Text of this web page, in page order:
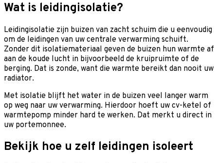
Wat is leidingisolatie?
Leidingisolatie zijn buizen van zacht schuim die u eenvoudig
om de leidingen van uw centrale verwarming schuift.
Zonder dit isolatiemateriaal geven de buizen hun warmte af
aan de koude lucht in bijvoorbeeld de kruipruimte of de
berging. Dat is zonde, want die warmte bereikt dan nooit uw
radiator.
Met isolatie blijft het water in de buizen veel langer warm
op weg naar uw verwarming. Hierdoor hoeft uw cv-ketel of
warmtepomp minder hard te werken. Dat merkt u direct in
uw portemonnee.
Bekijk hoe u zelf leidingen isoleert